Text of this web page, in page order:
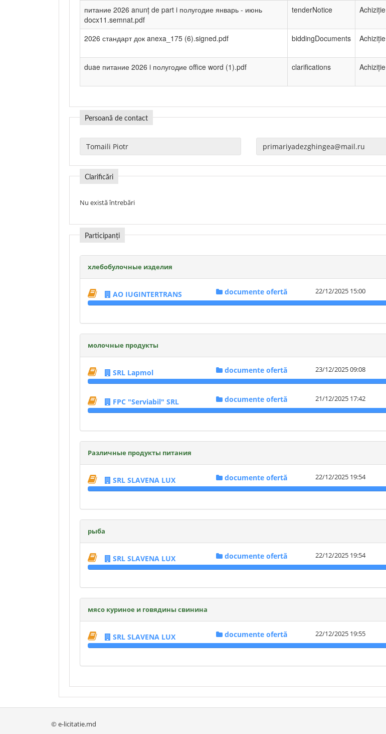
питание 2026 anunț de part i полугодие январь - июнь
docx11.semnat.pdf
tenderNotice Achiziție
2026 стандарт док anexa_175 (6).signed.pdf biddingDocuments Achiziție
duae питание 2026 i полугодие office word (1).pdf clarifications Achiziție
Persoană de contact
Clarificări
Nu există întrebări
Participanți
хлебобулочные изделия
AO IUGINTERTRANS documente ofertă 22/12/2025 15:00
молочные продукты
SRL Lapmol documente ofertă 23/12/2025 09:08
FPC "Serviabil" SRL documente ofertă 21/12/2025 17:42
Различные продукты питания
SRL SLAVENA LUX documente ofertă 22/12/2025 19:54
рыба
SRL SLAVENA LUX documente ofertă 22/12/2025 19:54
мясо куриное и говядины свинина
SRL SLAVENA LUX documente ofertă 22/12/2025 19:55
© e-licitatie.md